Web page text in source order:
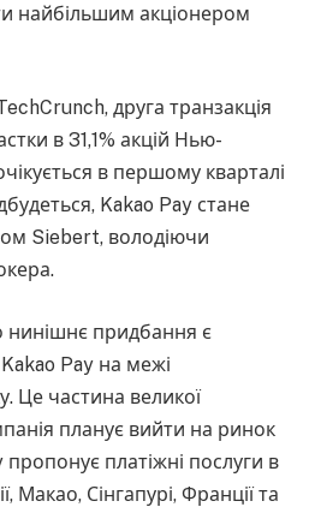
найбільшим акціонером
друга транзакція
в 31,1% акцій Нью-
в першому кварталі
Kakao Pay стане
Siebert, володіючи
нинішнє придбання є
Pay на межі
Це частина великої
планує вийти на ринок
платіжні послуги в
Макао, Сінгапурі, Франції та